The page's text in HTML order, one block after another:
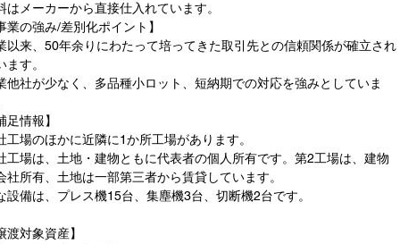
はメーカーから直接仕入れています。
業の強み/差別化ポイント】
以来、50年余りにわたって培ってきた取引先との信頼関係が確立され
ます。
他社が少なく、多品種小ロット、短納期での対応を強みとしていま
足情報】
工場のほかに近隣に1か所工場があります。
工場は、土地・建物ともに代表者の個人所有です。第2工場は、建物
社所有、土地は一部第三者から賃貸しています。
設備は、プレス機15台、集塵機3台、切断機2台です。
渡対象資産】